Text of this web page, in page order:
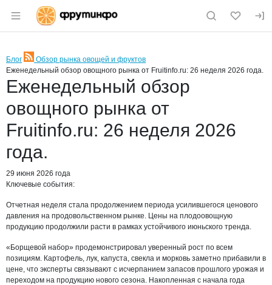
Раздел навигации по сайту fruitinfo.ru
Блог
RSS
Обзор рынка овощей и фруктов
Еженедельный обзор овощного рынка от Fruitinfo.ru: 26 неделя 2026 года.
Еженедельный обзор
овощного рынка от
Fruitinfo.ru: 26 неделя 2026
года.
29 июня 2026 года
Ключевые события:
Отчетная неделя стала продолжением периода усилившегося ценового
давления на продовольственном рынке. Цены на плодоовощную
продукцию продолжили расти в рамках устойчивого июньского тренда.
«Борщевой набор» продемонстрировал уверенный рост по всем
позициям. Картофель, лук, капуста, свекла и морковь заметно прибавили в
цене, что эксперты связывают с исчерпанием запасов прошлого урожая и
переходом на продукцию нового сезона. Накопленная с начала года